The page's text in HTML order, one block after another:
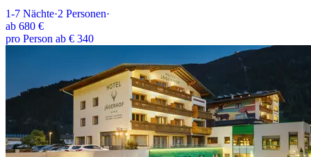
1-7 Nächte·2 Personen·
ab 680 €
pro Person ab € 340